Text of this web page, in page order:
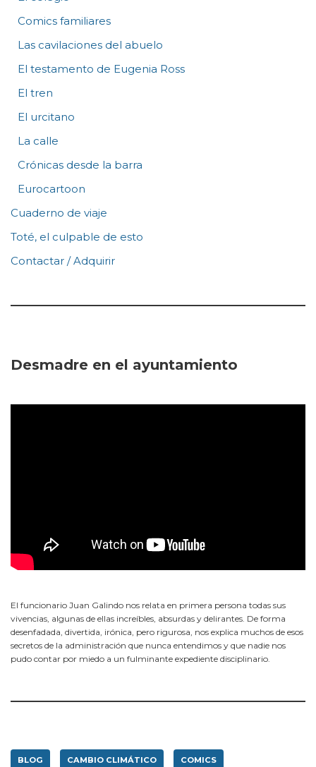
Comics familiares
Las cavilaciones del abuelo
El testamento de Eugenia Ross
El tren
El urcitano
La calle
Crónicas desde la barra
Eurocartoon
Cuaderno de viaje
Toté, el culpable de esto
Contactar / Adquirir
Desmadre en el ayuntamiento
El funcionario Juan Galindo nos relata en primera persona todas sus
vivencias, algunas de ellas increíbles, absurdas y delirantes. De forma
desenfadada, divertida, irónica, pero rigurosa, nos explica muchos de esos
secretos de la administración que nunca entendimos y que nadie nos
pudo contar por miedo a un fulminante expediente disciplinario.
BLOG CAMBIO CLIMÁTICO COMICS